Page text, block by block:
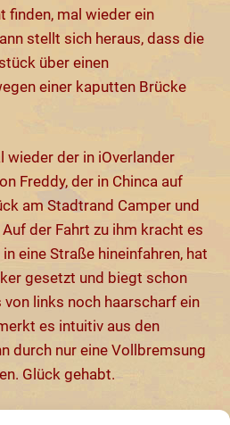
finden, mal wieder ein
stellt sich heraus, dass die
über einen
einer kaputten Brücke
wieder der in iOverlander
Freddy, der in Chinca auf
am Stadtrand Camper und
der Fahrt zu ihm kracht es
eine Straße hineinfahren, hat
gesetzt und biegt schon
von links noch haarscharf ein
es intuitiv aus den
durch nur eine Vollbremsung
Glück gehabt.